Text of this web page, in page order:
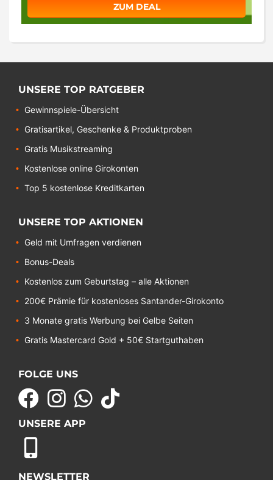
ZUM DEAL
UNSERE TOP RATGEBER
Gewinnspiele-Übersicht
Gratisartikel, Geschenke & Produktproben
Gratis Musikstreaming
Kostenlose online Girokonten
Top 5 kostenlose Kreditkarten
UNSERE TOP AKTIONEN
Geld mit Umfragen verdienen
Bonus-Deals
Kostenlos zum Geburtstag – alle Aktionen
200€ Prämie für kostenloses Santander-Girokonto
3 Monate gratis Werbung bei Gelbe Seiten
Gratis Mastercard Gold + 50€ Startguthaben
FOLGE UNS
UNSERE APP
NEWSLETTER